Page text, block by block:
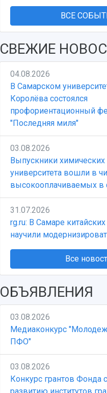
ВСЕ
СВЕЖИЕ
04.08.2026
В Самарском
Королёва состоялся
профориентационный
"Последняя миля"
03.08.2026
Выпускники
университета вошли в
высокооплачиваемых в
31.07.2026
rg.ru: В Самаре
научили
Все
ОБЪЯВЛЕНИЯ
03.08.2026
Медиаконкурс
ПФО"
03.08.2026
Конкурс грантов Фонда